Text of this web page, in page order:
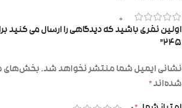
0
اولین نفری باشید که دیدگاهی را ارسال می کنید
۲۴۵”
نشانی ایمیل شما منتشر نخواهد شد.بخش‌های
شده‌اند*